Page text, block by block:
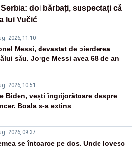
doi bărbați, suspectați că
lui Vučić
2026, 11:10
Messi, devastat de pierderea
său. Jorge Messi avea 68 de ani
2026, 10:51
Biden, vești îngrijorătoare despre
Boala s-a extins
2026, 09:37
se întoarce pe dos. Unde lovesc